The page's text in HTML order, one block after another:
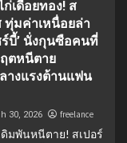
เดือยทอง! ส
ทุ่มค่าเหนื่อยล่า
ร์บี้’ นั่งกุนซือคนที่
ตหนีตาย
างแรงต้านแฟน
30, 2026 freelance
ดิมพันหนีตาย! สเปอร์